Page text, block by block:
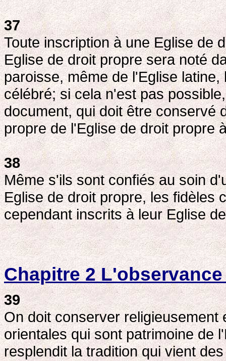
37
Toute inscription à une Eglise de
Eglise de droit propre sera noté
paroisse, même de l'Eglise
célébré; si cela n'est pas
document, qui doit être conservé
propre de l'Eglise de droit propre
38
Même s'ils sont confiés au soin
Eglise de droit propre, les fidèles
cependant inscrits à leur Eglise
Chapitre 2
39
On doit conserver
orientales qui sont patrimoine de
resplendit la tradition qui vient